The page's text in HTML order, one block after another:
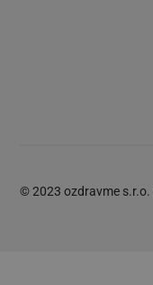
© 2023 ozdravme